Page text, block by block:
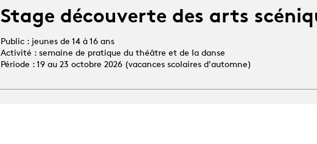
Stage découverte des arts
Public : jeunes de 14 à 16 ans
Activité : semaine de pratique du théâtre et de la danse
Période : 19 au 23 octobre 2026 (vacances scolaires d'automne)